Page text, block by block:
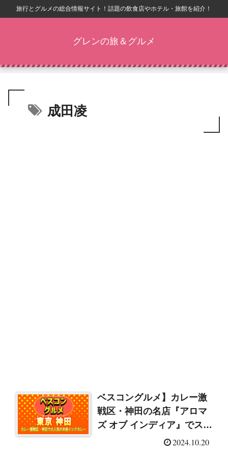
旅行とグルメの総合情報サイト！話題の飲食店やホテル・旅館を紹介！
グレンの旅＆グルメ
成田凌
ベスコングルメ】カレー激
戦区・神田の名店『アロマ
ズ オブ インディア』でスパ
イス香るインドカレー「ブ
2024.10.20